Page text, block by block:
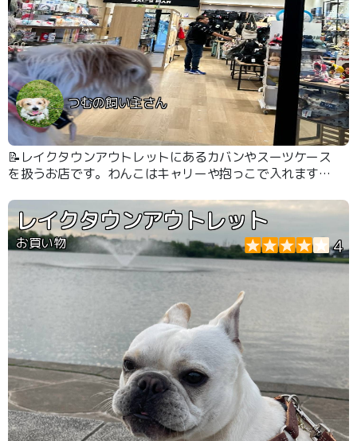
つむの飼い主さん
📝レイクタウンアウトレットにあるカバンやスーツケース
を扱うお店です。わんこはキャリーや抱っこで入れます。
す！レイクタウンアウトレット
お買い物 4